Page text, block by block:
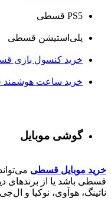
PS5 قسطی
پلی‌استیشن قسطی
خرید کنسول بازی
خرید ساعت
گوشی موبایل
خرید موبایل قسطی
قسطی باشد یا از
ناتینگ، هوآوی، نوکیا و